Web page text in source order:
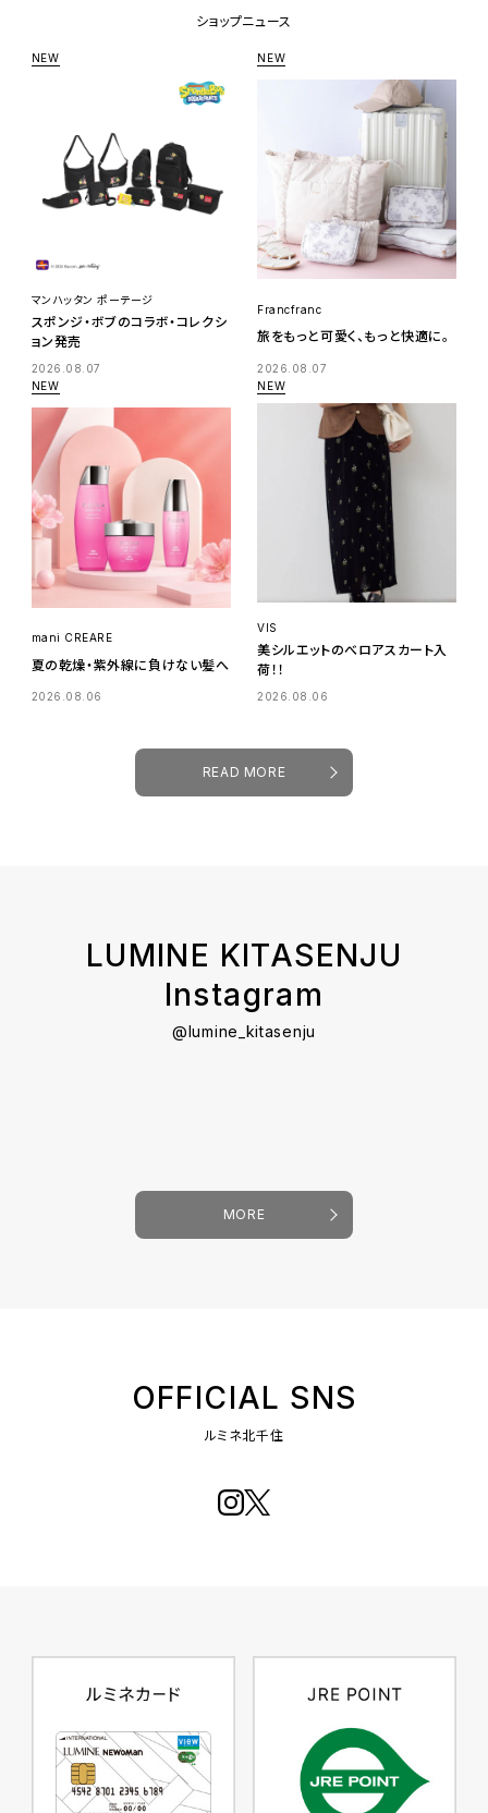
ショップニュース
マンハッタン ポーテージ
スポンジ・ボブのコラボ・コレクシ
ョン発売
2026.08.07
Francfranc
旅をもっと可愛く、もっと快適に。
2026.08.07
mani CREARE
夏の乾燥・紫外線に負けない髪へ
2026.08.06
VIS
美シルエットのべロアスカート入
荷！！
2026.08.06
READ MORE
LUMINE KITASENJU
Instagram
@lumine_kitasenju
MORE
OFFICIAL SNS
ルミネ北千住